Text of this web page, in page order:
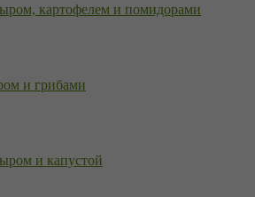
картофелем и помидорами
и грибами
и капустой